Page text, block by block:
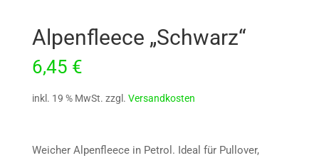
Alpenfleece „Schwarz“
6,45 €
inkl. 19 % MwSt. zzgl. Versandkosten
Weicher Alpenfleece in Petrol. Ideal für Pullover,